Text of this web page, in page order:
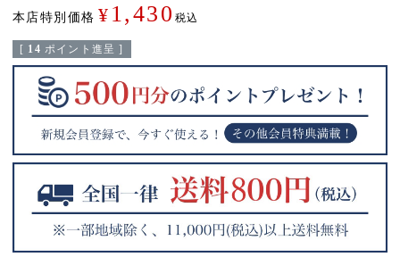
本店特別価格 ¥ 1,430 税込
[ 14 ポイント進呈 ]